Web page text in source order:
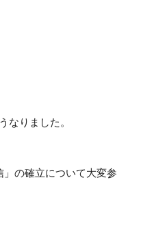
の本質というのは「顧
までの担っているのだ、
によって育てられてき
ったならば、今の自分は
の念が、常に私の根底に
なりました。
の確立について大変参